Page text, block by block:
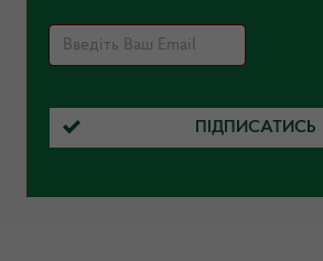
ПІДПИСАТИСЬ